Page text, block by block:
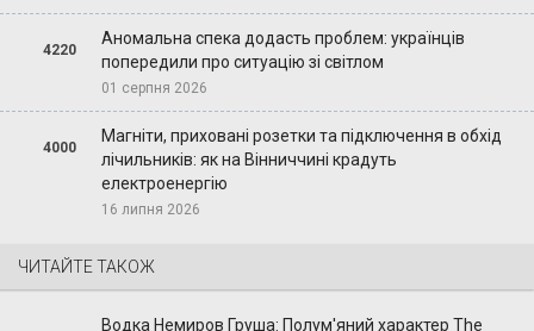
4220
Аномальна спека додасть проблем: українців
попередили про ситуацію зі світлом
01 серпня 2026
4000
Магніти, приховані розетки та підключення в обхід
лічильників: як на Вінниччині крадуть
електроенергію
16 липня 2026
ЧИТАЙТЕ ТАКОЖ
Водка Немиров Груша: Полум'яний характер The